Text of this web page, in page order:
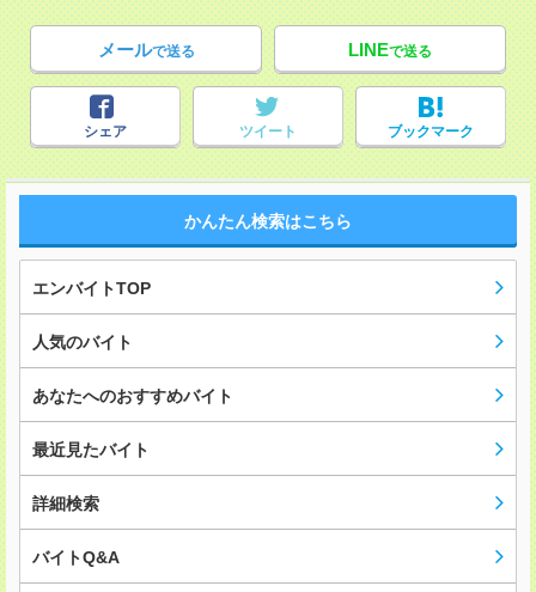
メールで送る LINEで送る
シェア ツイート ブックマーク
かんたん検索はこちら
エンバイトTOP
人気のバイト
あなたへのおすすめバイト
最近見たバイト
詳細検索
バイトQ&A